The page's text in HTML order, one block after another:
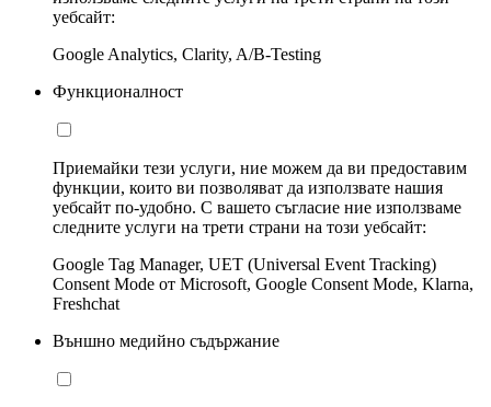
уебсайт:
Google Analytics, Clarity, A/B-Testing
Функционалност
Приемайки тези услуги, ние можем да ви предоставим
функции, които ви позволяват да използвате нашия
уебсайт по-удобно. С вашето съгласие ние използваме
следните услуги на трети страни на този уебсайт:
Google Tag Manager, UET (Universal Event Tracking)
Consent Mode от Microsoft, Google Consent Mode, Klarna,
Freshchat
Външно медийно съдържание